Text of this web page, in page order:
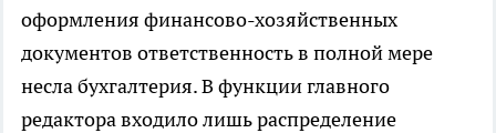
оформления финансово-хозяйственных
документов ответственность в полной мере
несла бухгалтерия. В функции главного
редактора входило лишь распределение